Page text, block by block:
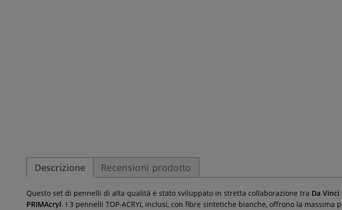
Descrizione Recensioni prodotto
Questo set di pennelli di alta qualità è stato sviluppato in stretta collaborazione tra Da Vinci
PRIMAcryl. I 3 pennelli TOP-ACRYL inclusi, con fibre sintetiche bianche, offrono la